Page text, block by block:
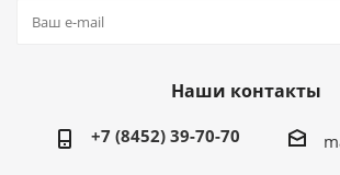
Наши контакты
+7 (8452) 39-70-70